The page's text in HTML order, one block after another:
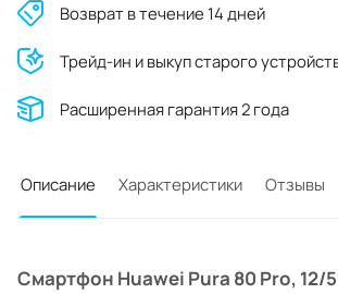
Возврат в течение 14 дней
Трейд-ин и выкуп старого
Расширенная гарантия 2 года
Описание Характеристики Отзывы
Смартфон Huawei Pura 80 Pro, 12/